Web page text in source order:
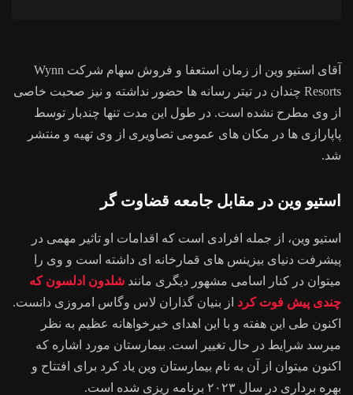
آقای استیو وین از زمان استعفا و فروش سهام شرکت Wynn
Resorts چندان در تیتر رسانه ها حضور نداشته و نیز صحبت خاصی
از وی مطرح نشده است. در طول این مدت تنها چندبار توسط
پاپارازی ها در مکان های عمومی تصاویری از وی تهیه و منتشر
شد.
استیو وین در مقابل جامعه قضاوت گر
استیو وین، از جمله افرادی است که اقدامات او تاثیر مهمی در
پیشرفت دنیای بیزینس های قمارخانه ای داشته است و وی را
میتوان در کنار اسامی مشهور دیگری مانند شلدون ادلسون که
چندی پیش فوت کرد از بنیان گذاران لاس وگاس امروزی دانست.
اکنون طی این هفته و با این اهدای خیرخواهانه عظیم به نظر
میرسد شرایط در حال تغییر است. بیمارستان مورد اشاره که
اکنون میتوان از آن به نام بیمارستان وین یاد کرد برای افتتاح و
بهره برداری در سال ۲۰۲۳ برنامه ریزی شده است.